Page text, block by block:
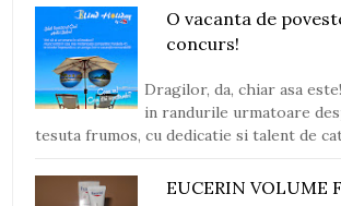
O vacanta de
concurs!
Dragilor, da, chiar asa
in randurile urmatoare
tesuta frumos, cu dedicatie si talent de
EUCERIN VOLUME